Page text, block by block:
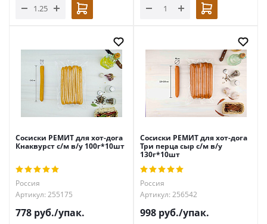
Сосиски РЕМИТ для хот-дога
Кнаквурст с/м в/у 100г*10шт
Россия
Артикул: 255175
778 руб./упак.
Сосиски РЕМИТ для хот-дога
Три перца сыр с/м в/у
130г*10шт
Россия
Артикул: 256542
998 руб./упак.